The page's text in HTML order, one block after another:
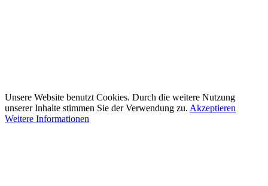
Unsere Website benutzt Cookies. Durch die weitere Nutzung
unserer Inhalte stimmen Sie der Verwendung zu. Akzeptieren
Weitere Informationen